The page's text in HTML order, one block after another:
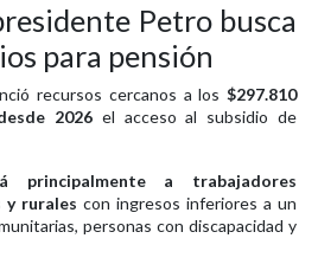
Petro busca
para pensión
recursos cercanos a los $297.810
2026 el acceso al subsidio de
principalmente a trabajadores
y rurales con ingresos inferiores a un
personas con discapacidad y